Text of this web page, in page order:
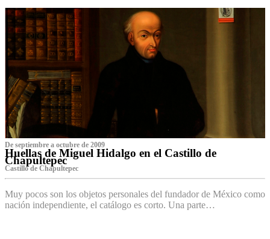
De septiembre a octubre de 2009
Huellas de Miguel Hidalgo en el Castillo de
Chapultepec
Castillo de Chapultepec
Muy pocos son los objetos personales del fundador de México como
nación independiente, el catálogo es corto. Una parte…